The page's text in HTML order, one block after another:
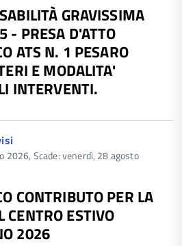
GRAVISSIMA
- PRESA D'ATTO
ATS N. 1 PESARO
E MODALITA'
INTERVENTI.
2026, Scade: venerdì, 28 agosto
CONTRIBUTO PER LA
CENTRO ESTIVO
2026